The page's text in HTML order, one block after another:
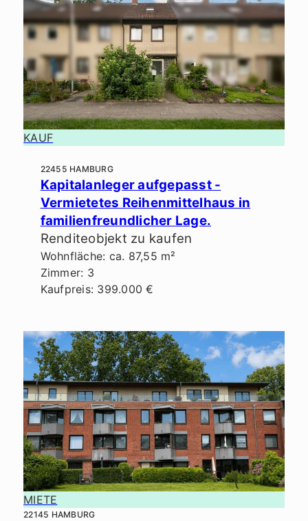
KAUF
22455 HAMBURG
Kapitalanleger aufgepasst -
Vermietetes Reihenmittelhaus in
familienfreundlicher Lage.
Renditeobjekt zu kaufen
Wohnfläche: ca. 87,55 m²
Zimmer: 3
Kaufpreis: 399.000 €
MIETE
22145 HAMBURG